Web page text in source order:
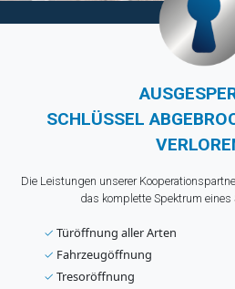
SCHLÜSSEL
Die Leistungen unserer
das komplette Spektrum
✓ Türöffnung aller Arten
✓ Fahrzeugöffnung
✓ Tresoröffnung